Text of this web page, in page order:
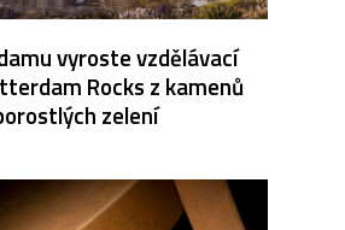
vyroste vzdělávací
Rocks z kamenů
zelení